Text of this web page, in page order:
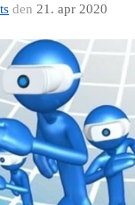
den 21. apr 2020